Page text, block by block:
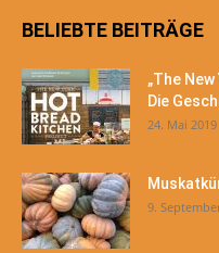
BELIEBTE BEITRÄGE
„The
Die
24. Mai 2019
9.